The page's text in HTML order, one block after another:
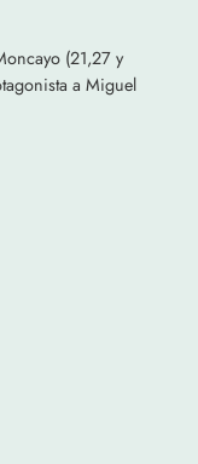
(21,27 y
a Miguel